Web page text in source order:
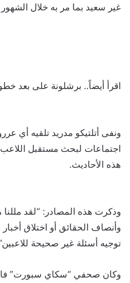
غير سعيد بما مر به خلال
اقرأ أيضاً.. برشلونة على بعد
ونفى أتلتيكو مدريد تلقيه أي
اجتماعات لبحث مستقبل اللاعب
هذه الأحاديث.
وذكرت هذه المصادر: “لقد
وأنصاف الحقائق أو اختلاق
توجيه أسئلة غير صحيحة
وكان صحفي “سكاي سبورت”